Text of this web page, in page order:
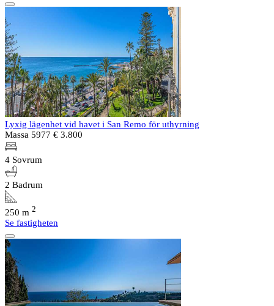
Lyxig lägenhet vid havet i San Remo för uthyrning
Massa 5977 € 3.800
4 Sovrum
2 Badrum
250 m 2
Se fastigheten